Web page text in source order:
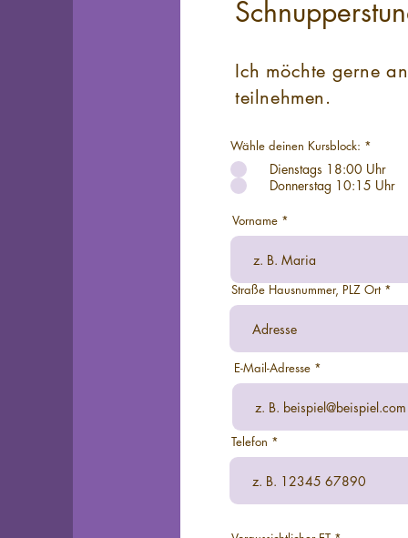
Ich möchte gerne
teilnehmen.
Wähle deinen Kursblock: *
l
e
Dienstags 18:00 Uhr
Donnerstag 10:15 Uhr
Vorname
Straße Hausnummer, PLZ Ort
E-Mail-Adresse
Telefon